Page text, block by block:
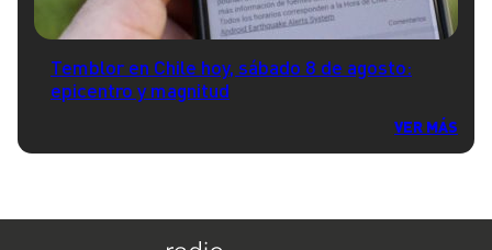
Temblor en Chile hoy, sábado 8 de agosto:
epicentro y magnitud
VER MÁS